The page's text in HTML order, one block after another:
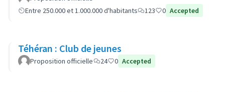
Entre 250.000 et 1.000.000 d'habitants
123 0 Accepted
Téhéran : Club de jeunes
Proposition officielle 24 0 Accepted